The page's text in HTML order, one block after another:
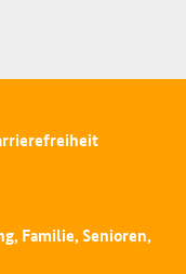
Familie, Senioren,